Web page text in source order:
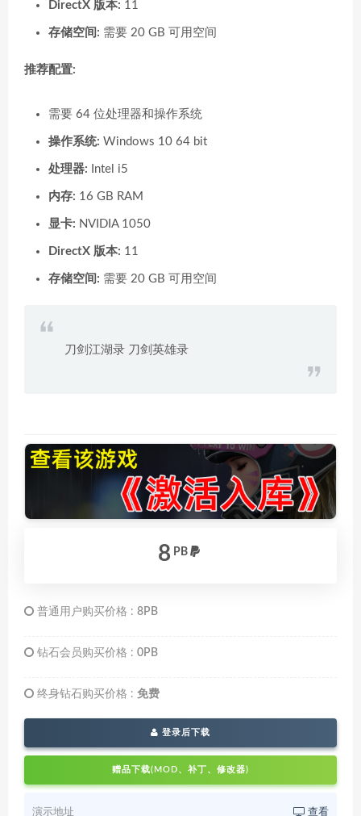
DirectX 版本: 11
存储空间: 需要 20 GB 可用空间
推荐配置:
需要 64 位处理器和操作系统
操作系统: Windows 10 64 bit
处理器: Intel i5
内存: 16 GB RAM
显卡: NVIDIA 1050
DirectX 版本: 11
存储空间: 需要 20 GB 可用空间
刀剑江湖录 刀剑英雄录
8 PB
普通用户购买价格 : 8PB
钻石会员购买价格 : 0PB
终身钻石购买价格 : 免费
登录后下载
赠品下载(MOD、补丁、修改器)
演示地址 查看